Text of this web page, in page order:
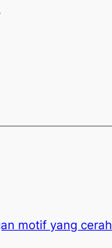
motif yang cerah